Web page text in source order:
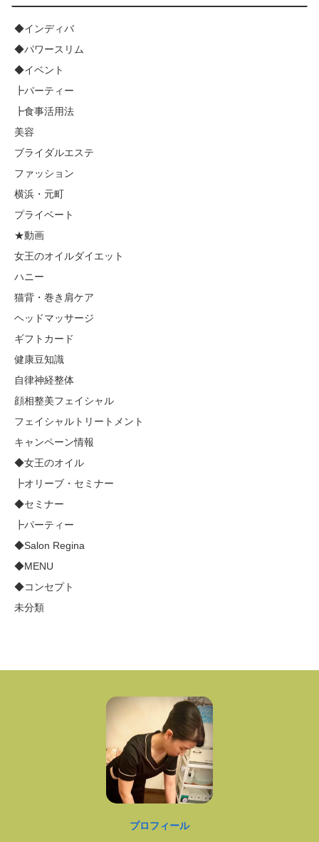
◆インディバ
◆パワースリム
◆イベント
┣パーティー
┣食事活用法
美容
ブライダルエステ
ファッション
横浜・元町
プライベート
★動画
女王のオイルダイエット
ハニー
猫背・巻き肩ケア
ヘッドマッサージ
ギフトカード
健康豆知識
自律神経整体
顔相整美フェイシャル
フェイシャルトリートメント
キャンペーン情報
◆女王のオイル
┣オリーブ・セミナー
◆セミナー
┣パーティー
◆Salon Regina
◆MENU
◆コンセプト
未分類
プロフィール